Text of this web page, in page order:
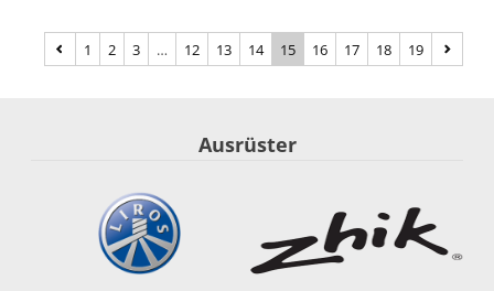
1 2 3 … 12 13 14 15 16 17 18 19
Ausrüster